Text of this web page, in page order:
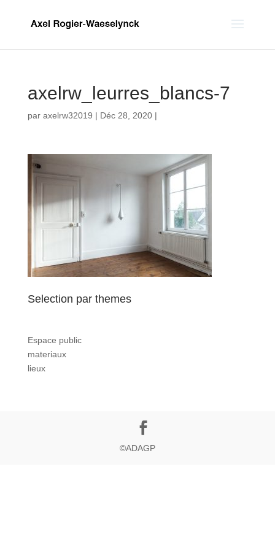
axelrw_leurres_blancs-7
par axelrw32019 | Déc 28, 2020|
Selection par themes
Espace public
materiaux
lieux
©ADAGP